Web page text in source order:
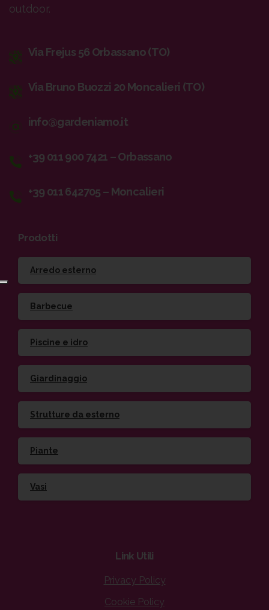
outdoor.
Via Frejus 56 Orbassano (TO)
Via Bruno Buozzi 20 Moncalieri (TO)
info@gardeniamo.it
+39 011 900 7421 – Orbassano
+39 011 642705 – Moncalieri
Prodotti
Arredo esterno
Barbecue
Piscine e idro
Giardinaggio
Strutture da esterno
Piante
Vasi
Link Utili
Privacy Policy
Cookie Policy